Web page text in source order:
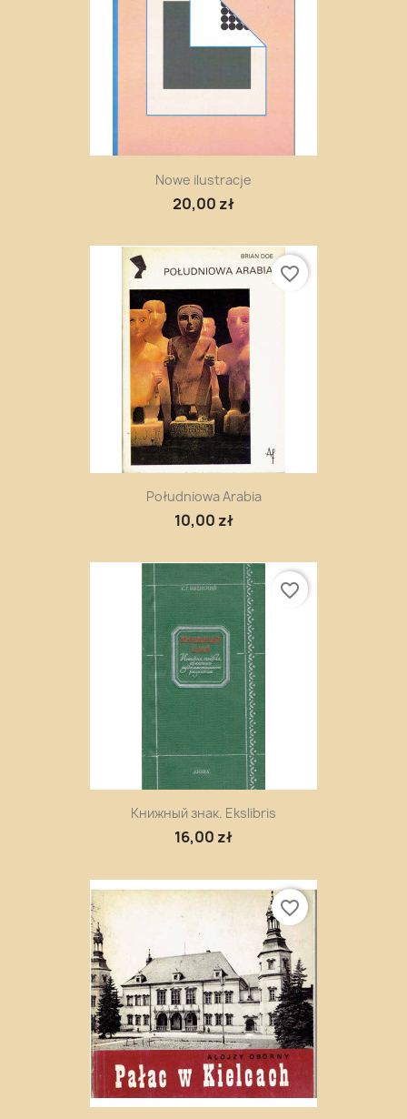
Nowe ilustracje
20,00 zł
Południowa Arabia
10,00 zł
favorite_border
Книжный знак. Ekslibris
16,00 zł
favorite_border
favorite_border